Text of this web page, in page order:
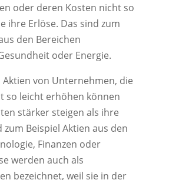
oder deren Kosten nicht so
ihre Erlöse. Das sind zum
den Bereichen
oder Energie.
Aktien von Unternehmen, die
so leicht erhöhen können
stärker steigen als ihre
zum Beispiel Aktien aus den
Finanzen oder
werden auch als
bezeichnet, weil sie in der